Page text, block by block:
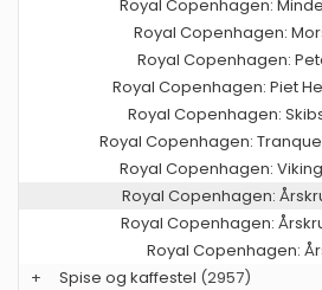
Royal Copenhagen:
Royal Copenhagen:
Royal Copenhagen:
Royal Copenhagen: Piet
Royal Copenhagen:
Royal Copenhagen:
Royal Copenhagen:
Royal Copenhagen:
Royal Copenhagen:
Royal Copenhagen:
+
Spise og kaffestel (2957)